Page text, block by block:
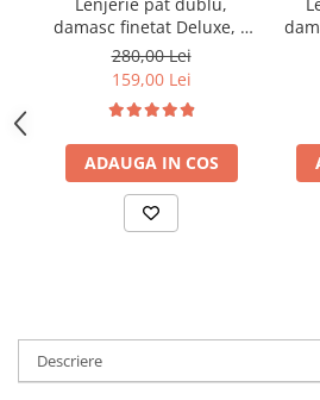
damasc finetat Deluxe, 6
piese, cearceaf pat cu
elastic, Alb
280,00 Lei
159,00 Lei
ADAUGA IN COS
Descriere